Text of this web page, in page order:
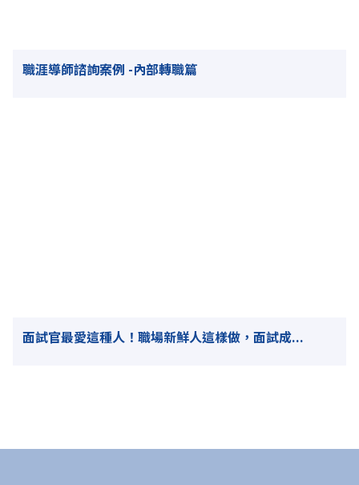
職涯導師諮詢案例 -內部轉職篇
面試官最愛這種人！職場新鮮人這樣做，面試成...